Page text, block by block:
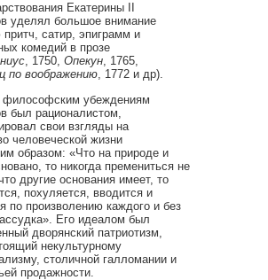
Екатерины II
уделял большое внимание
сатир, эпиграмм и
комедий в прозе
, 1750, Опекун, 1765,
по воображению, 1772 и др).
философским убеждениям
был рационалистом,
свои взгляды на
человеческой жизни
образом: «Что на природе и
то никогда премениться не
другие основания имеет, то
похуляется, вводится и
по произволению каждого и без
Его идеалом был
дворянский патриотизм,
некультурному
столичной галломании и
продажности.